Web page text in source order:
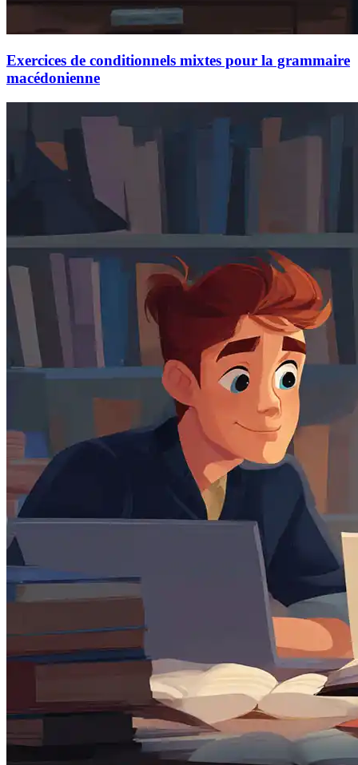
Exercices de conditionnels mixtes pour la grammaire
macédonienne